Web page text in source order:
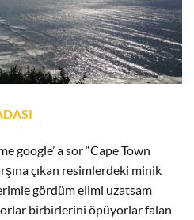
google’ a sor “Cape Town
çıkan resimlerdeki minik
gördüm elimi uzatsam
birbirlerini öpüyorlar falan